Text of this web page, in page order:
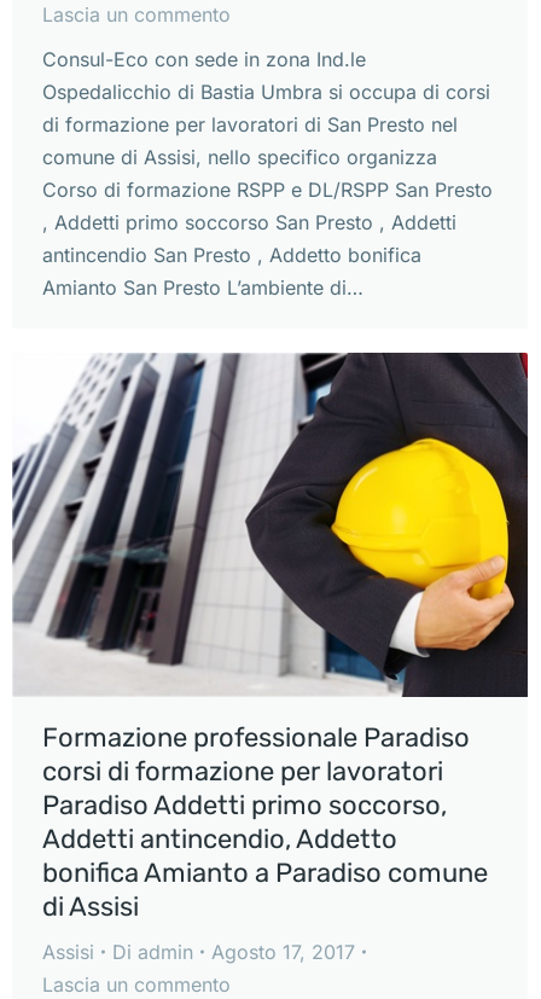
Lascia un commento
Consul-Eco con sede in zona Ind.le
Ospedalicchio di Bastia Umbra si occupa di corsi
di formazione per lavoratori di San Presto nel
comune di Assisi, nello specifico organizza
Corso di formazione RSPP e DL/RSPP San Presto
, Addetti primo soccorso San Presto , Addetti
antincendio San Presto , Addetto bonifica
Amianto San Presto L’ambiente di…
Formazione professionale Paradiso
corsi di formazione per lavoratori
Paradiso Addetti primo soccorso,
Addetti antincendio, Addetto
bonifica Amianto a Paradiso comune
di Assisi
Assisi Di admin
Agosto 17, 2017
Lascia un commento